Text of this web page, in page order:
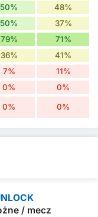
50% 48%
50% 37%
79% 71%
36% 41%
7% 11%
0% 0%
0% 0%
/ mecz